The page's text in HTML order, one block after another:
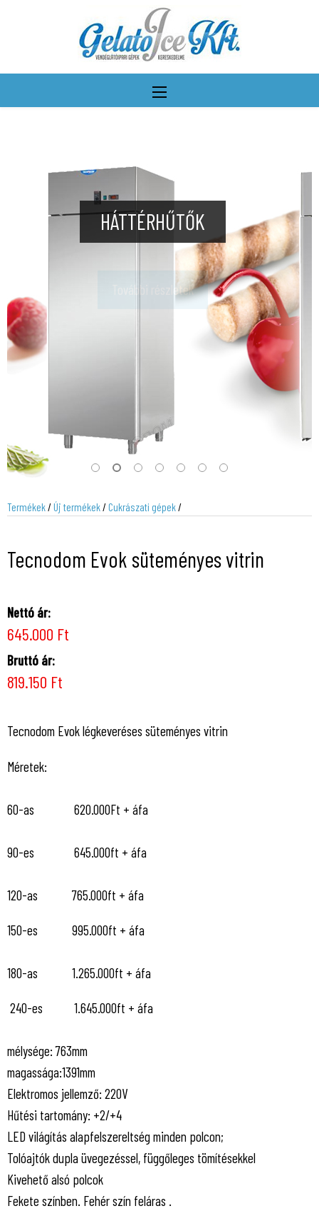
HÁTTÉRHŰTŐK
További részletek
Termékek/Új termékek/Cukrászati gépek/
Tecnodom Evok süteményes vitrin
Nettó ár:
645.000 Ft
Bruttó ár:
819.150 Ft
Tecnodom Evok légkeveréses süteményes vitrin
Méretek:
60-as 620.000Ft + áfa
90-es 645.000ft + áfa
120-as 765.000ft + áfa
150-es 995.000ft + áfa
180-as 1.265.000ft + áfa
240-es 1.645.000ft + áfa
mélysége: 763mm
magassága:1391mm
Elektromos jellemző: 220V
Hűtési tartomány: +2/+4
LED világítás alapfelszereltség minden polcon;
Tolóajtók dupla üvegezéssel, függőleges tömítésekkel
Kivehető alsó polcok
Fekete színben. Fehér szín feláras .